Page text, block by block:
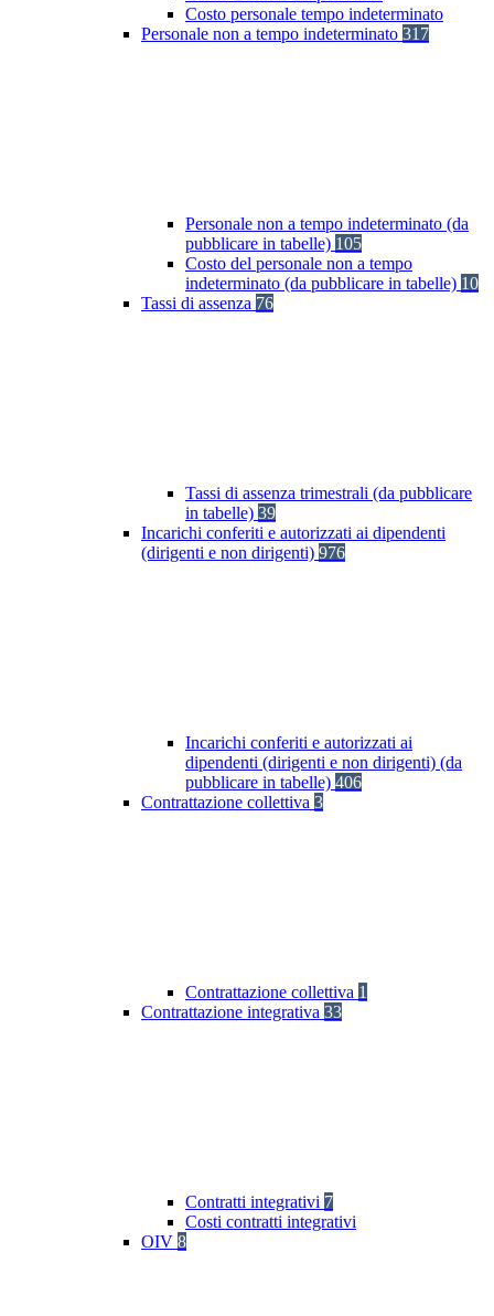
Costo personale tempo indeterminato
Personale non a tempo indeterminato 317
Personale non a tempo indeterminato (da
pubblicare in tabelle) 105
Costo del personale non a tempo
indeterminato (da pubblicare in tabelle) 10
Tassi di assenza 76
Tassi di assenza trimestrali (da pubblicare
in tabelle) 39
Incarichi conferiti e autorizzati ai dipendenti
(dirigenti e non dirigenti) 976
Incarichi conferiti e autorizzati ai
dipendenti (dirigenti e non dirigenti) (da
pubblicare in tabelle) 406
Contrattazione collettiva 3
Contrattazione collettiva 1
Contrattazione integrativa 33
Contratti integrativi 7
Costi contratti integrativi
OIV 8